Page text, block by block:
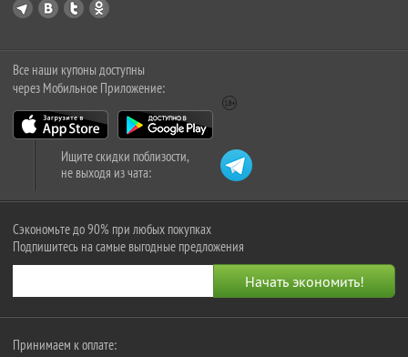
Все наши купоны доступны
через Мобильное Приложение:
Ищите скидки поблизости,
не выходя из чата:
Сэкономьте до 90% при любых покупках
Подпишитесь на самые выгодные предложения
Принимаем к оплате: